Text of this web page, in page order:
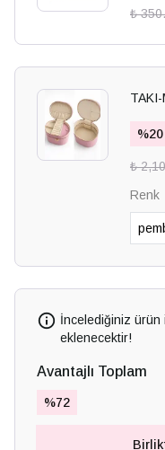
₺
TAKI-
%20
₺
Renk
İncelediğiniz
eklenecektir!
Avantajlı Toplam
%72